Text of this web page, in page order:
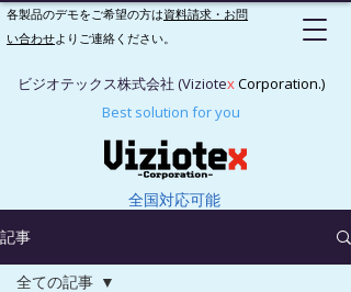
各製品のデモをご希望の方は資料請求・お問
い合わせよりご連絡ください。
ビジオテックス株式会社 (ViziotexCorporation.)
Best solution for you
全国対応可能
記事
全ての記事